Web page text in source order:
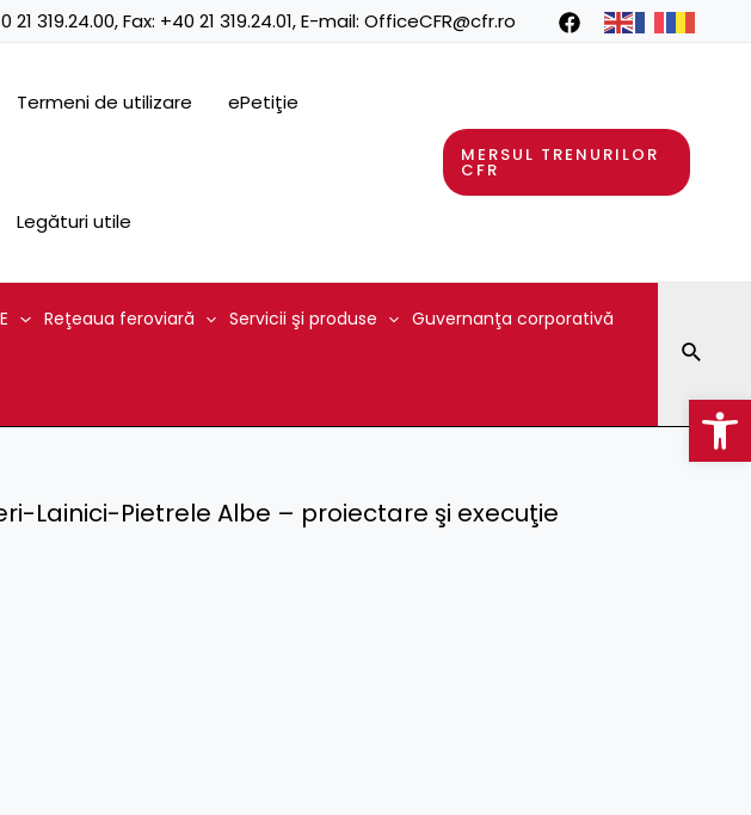
21 319.24.00, Fax: +40 21 319.24.01, E-mail: OfficeCFR@cfr.ro
Termeni de utilizare ePetiţie
Legături utile
MERSUL TRENURILOR
CFR
Reţeaua feroviară Servicii şi produse Guvernanţa corporativă
Lainici-Pietrele Albe – proiectare şi execuţie